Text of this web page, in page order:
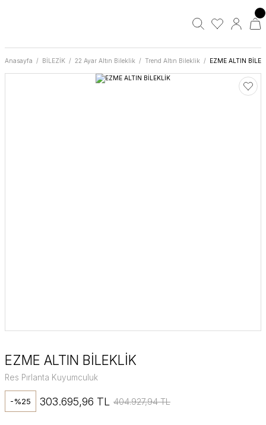
Anasayfa BİLEZİK 22 Ayar Altın Bileklik Trend Altın Bileklik EZME ALTIN
EZME ALTIN BİLEKLİK
Res Pırlanta Kuyumculuk
-%25 303.695,96 TL 404.927,94 TL